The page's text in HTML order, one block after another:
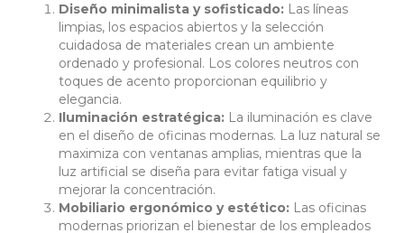
Diseño minimalista y sofisticado: Las líneas
limpias, los espacios abiertos y la selección
cuidadosa de materiales crean un ambiente
ordenado y profesional. Los colores neutros con
toques de acento proporcionan equilibrio y
elegancia.
Iluminación estratégica: La iluminación es clave
en el diseño de oficinas modernas. La luz natural se
maximiza con ventanas amplias, mientras que la
luz artificial se diseña para evitar fatiga visual y
mejorar la concentración.
Mobiliario ergonómico y estético: Las oficinas
modernas priorizan el bienestar de los empleados